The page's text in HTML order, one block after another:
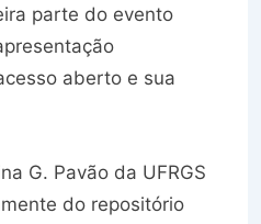
parte do evento
aberto e sua
G. Pavão da UFRGS
do repositório